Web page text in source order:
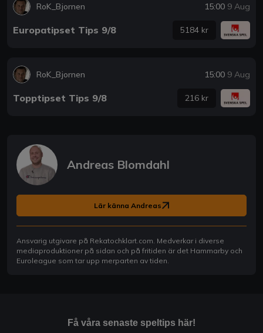
RoK_Bjornen 15:00 9 Aug
Europatipset Tips 9/8 5184 kr
RoK_Bjornen 15:00 9 Aug
Topptipset Tips 9/8 216 kr
Andreas Blomdahl
Lär känna Andreas
Ansvarig utgivare på Rekatochklart.com. Medverkar i diverse
mediaproduktioner på sidan och på fritiden är det Hammarby och
Euroleague som tar upp merparten av tiden.
Få våra senaste speltips här!